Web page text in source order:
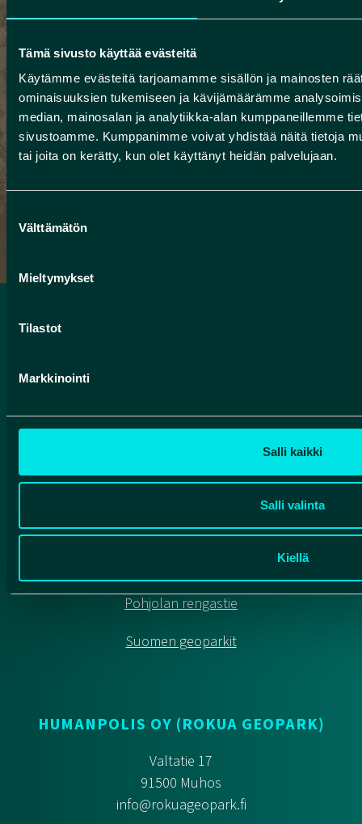
Tämä sivusto käyttää evästeitä
Käytämme evästeitä tarjoamamme sisällön ja mainosten
ominaisuuksien tukemiseen ja kävijämäärämme
median, mainosalan ja analytiikka-alan kumppaneillemme
sivustoamme. Kumppanimme voivat yhdistää näitä tietoja
tai joita on kerätty, kun olet käyttänyt heidän palvelujaan.
valinta
Välttämätön
Mieltymykset
Tilastot
Markkinointi
Salli kaikki
Salli valinta
Kiellä
maisemien luonto- ja kulttuuriperintöä
olleet kolme pääteemaa: geologinen perintö,
terva ja legendat. Teosten rahoittajina ovat olleet
Pohjois-Pohjanmaan liitto (AKKE-rahoitus) ja
Rokua Geoparkin perustajat (Muhoksen,
Utajärven ja Vaalan kunnat, Rokuan Terveys- ja
Kuntouttamissäätiö ja Metsähallitus) ja niiden
tilauksesta on vastannut Humanpolis Oy.
RETKEILYNEUVONTA
Rokuan kansallispuisto, Oulujärven retkeilyalue,
Pohjolan rengastie
Suomen geoparkit
HUMANPOLIS OY (ROKUA GEOPARK)
Valtatie 17
91500 Muhos
info@rokuageopark.fi